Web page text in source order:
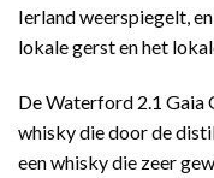
Ierland weerspiegelt,
lokale gerst en het
De Waterford 2.1 Gaia
whisky die door de
een whisky die zeer